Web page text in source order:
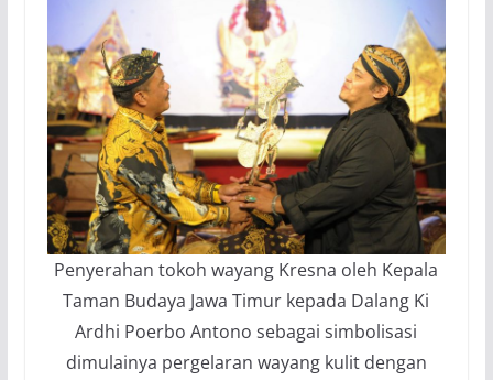
Penyerahan tokoh wayang Kresna oleh Kepala
Taman Budaya Jawa Timur kepada Dalang Ki
Ardhi Poerbo Antono sebagai simbolisasi
dimulainya pergelaran wayang kulit dengan